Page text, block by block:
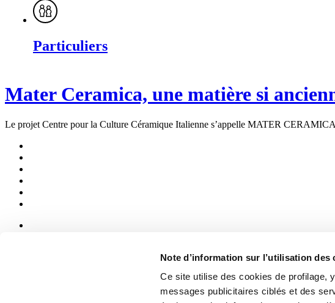
Note d’information sur l’utilisation des
Ce site utilise des cookies de profilage,
messages publicitaires ciblés et des
Particuliers
Mater Ceramica, une matière si
Le projet Centre pour la Culture Céramique Italienne s’appelle MATER